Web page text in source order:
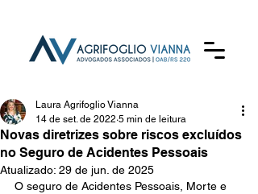
Novas diretrizes sobre riscos excluídos
no Seguro de Acidentes Pessoais
Laura Agrifoglio Vianna
14 de set. de 2022 5 min de leitura
Atualizado: 29 de jun. de 2025
O seguro de Acidentes Pessoais, Morte e